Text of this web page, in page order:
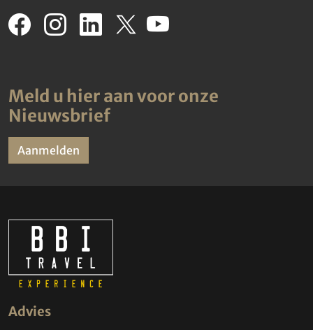
Meld u hier aan voor onze
Nieuwsbrief
Aanmelden
Advies